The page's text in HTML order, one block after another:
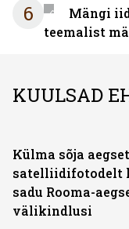
6
Mängi
teemalist
KUULSAD
Külma sõja
satelliidifotodelt
sadu Rooma-
välikindlusi